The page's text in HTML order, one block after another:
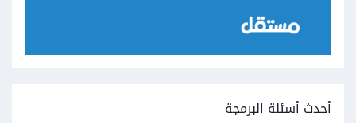
أحدث أسئلة البرمجة